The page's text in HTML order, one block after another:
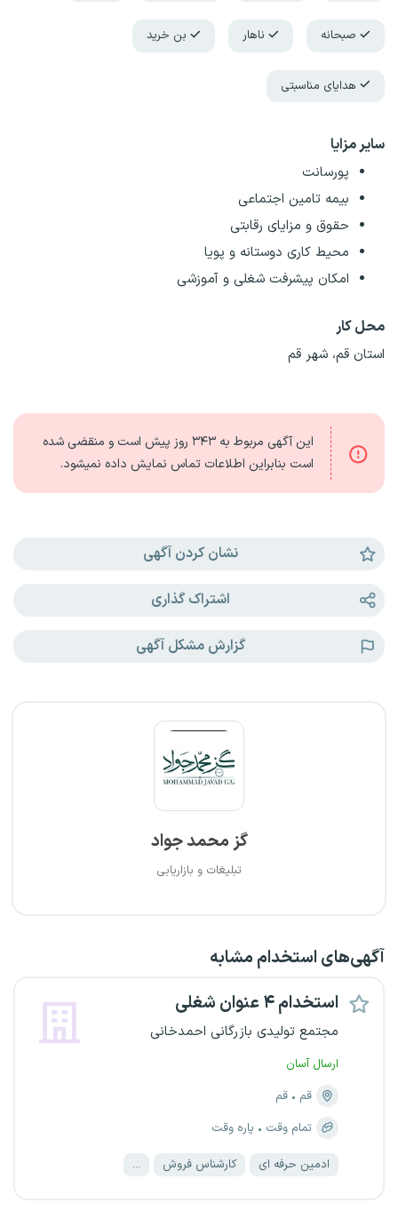
صبحانه ناهار بن خرید
هدایای مناسبتی
سایر مزایا
پورسانت
بیمه تامین اجتماعی
حقوق و مزایای رقابتی
محیط کاری دوستانه و پویا
امکان پیشرفت شغلی و آموزشی
محل کار
استان قم، شهر قم
این آگهی مربوط به ۳۴۳ روز
پیش است و منقضی شده
است بنابراین اطلاعات تماس نمایش داده نمیشود.
نشان کردن آگهی
اشتراک گذاری
گزارش مشکل آگهی
گز محمد جواد
تبلیغات و بازاریابی
آگهی‌های استخدام مشابه
استخدام ۴ عنوان شغلی
مجتمع تولیدی بازرگانی احمدخانی
ارسال آسان
قم
قم
تمام وقت
پاره وقت
ادمین حرفه ای کارشناس فروش ...